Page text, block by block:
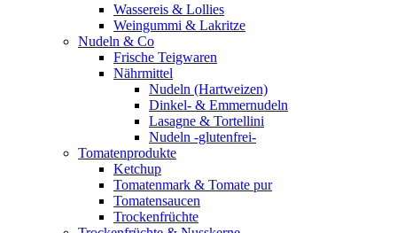
Wassereis & Lollies
Weingummi & Lakritze
Nudeln & Co
Frische Teigwaren
Nährmittel
Nudeln (Hartweizen)
Dinkel- & Emmernudeln
Lasagne & Tortellini
Nudeln -glutenfrei-
Tomatenprodukte
Ketchup
Tomatenmark & Tomate pur
Tomatensaucen
Trockenfrüchte